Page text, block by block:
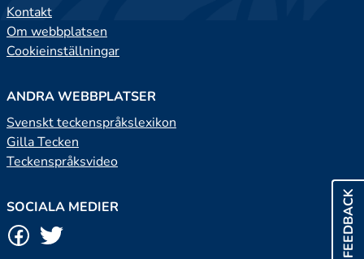
FEEDBACK
Kontakt
Om webbplatsen
Cookieinställningar
ANDRA WEBBPLATSER
Svenskt teckenspråkslexikon
Gilla Tecken
Teckenspråksvideo
SOCIALA MEDIER